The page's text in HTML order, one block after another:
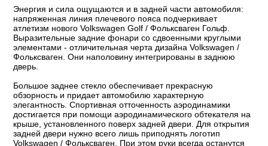
Энергия и сила ощущаются и в задней части автомобиля:
напряженная линия плечевого пояса подчеркивает
атлетизм нового Volkswagen Golf / Фольксваген Гольф.
Выразительные задние фонари со сдвоенными круглыми
элементами - отличительная черта дизайна Volkswagen /
Фольксваген. Они наполовину интегрированы в заднюю
дверь.
Большое заднее стекло обеспечивает прекрасную
обзорность и придает автомобилю характерную
элегантность. Спортивная отточенность аэродинамики
достигается при помощи аэродинамического обтекателя на
крыше, установленного поверх задней двери. Для открытия
задней двери нужно всего лишь приподнять логотип
Volkswagen / Фольксваген. При этом руки всегда останутся